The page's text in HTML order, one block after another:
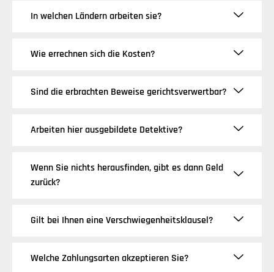
In welchen Ländern arbeiten sie?
Wie errechnen sich die Kosten?
Sind die erbrachten Beweise gerichtsverwertbar?
Arbeiten hier ausgebildete Detektive?
Wenn Sie nichts herausfinden, gibt es dann Geld
zurück?
Gilt bei Ihnen eine Verschwiegenheitsklausel?
Welche Zahlungsarten akzeptieren Sie?